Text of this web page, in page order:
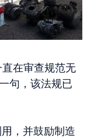
在审查规范无
句，该法规已
，并鼓励制造